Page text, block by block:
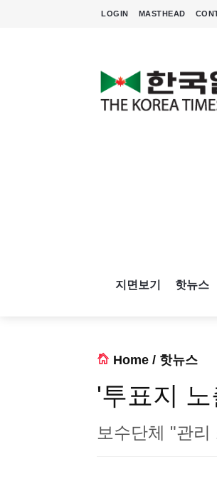
LOGIN MASTHEAD
지면보기 핫뉴스
Home / 핫뉴스
'투표지
보수단체 "관